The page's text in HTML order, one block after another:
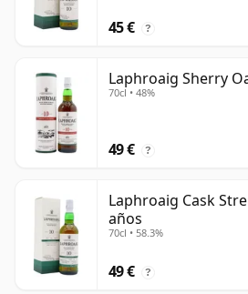
45 € ?
Laphroaig Sherry
70cl • 48%
49 € ?
Laphroaig Cask
años
70cl • 58.3%
49 € ?